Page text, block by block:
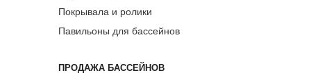
Покрывала и ролики
Павильоны для бассейнов
ПРОДАЖА БАССЕЙНОВ